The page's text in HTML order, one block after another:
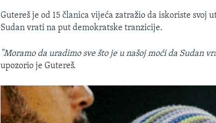
Gutereš je od 15 članica vijeća zatražio da iskoriste svoj
Sudan vrati na put demokratske tranzicije.
"Moramo da uradimo sve što je u našoj moći da Sudan
upozorio je Gutereš.